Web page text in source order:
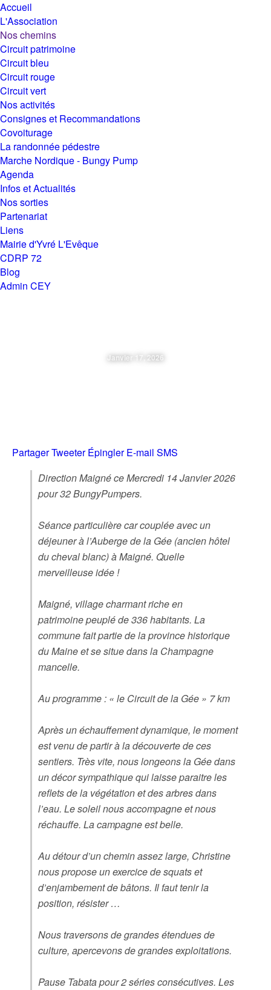
Accueil
L'Association
Nos chemins
Circuit patrimoine
Circuit bleu
Circuit rouge
Circuit vert
Nos activités
Consignes et Recommandations
Covoiturage
La randonnée pédestre
Marche Nordique - Bungy Pump
Agenda
Infos et Actualités
Nos sorties
Partenariat
Liens
Mairie d'Yvré L'Evêque
CDRP 72
Blog
Admin CEY
Janvier 17, 2026
PartagerTweeter Épingler E-mail SMS
Direction Maigné ce Mercredi 14 Janvier 2026
pour 32 BungyPumpers.
Séance particulière car couplée avec un
déjeuner à l’Auberge de la Gée (ancien hôtel
du cheval blanc) à Maigné. Quelle
merveilleuse idée !
Maigné, village charmant riche en
patrimoine peuplé de 336 habitants. La
commune fait partie de la province historique
du Maine et se situe dans la Champagne
mancelle.
Au programme : « le Circuit de la Gée » 7 km
Après un échauffement dynamique, le moment
est venu de partir à la découverte de ces
sentiers. Très vite, nous longeons la Gée dans
un décor sympathique qui laisse paraitre les
reflets de la végétation et des arbres dans
l’eau. Le soleil nous accompagne et nous
réchauffe. La campagne est belle.
Au détour d’un chemin assez large, Christine
nous propose un exercice de squats et
d’enjambement de bâtons. Il faut tenir la
position, résister …
Nous traversons de grandes étendues de
culture, apercevons de grandes exploitations.
Pause Tabata pour 2 séries consécutives. Les